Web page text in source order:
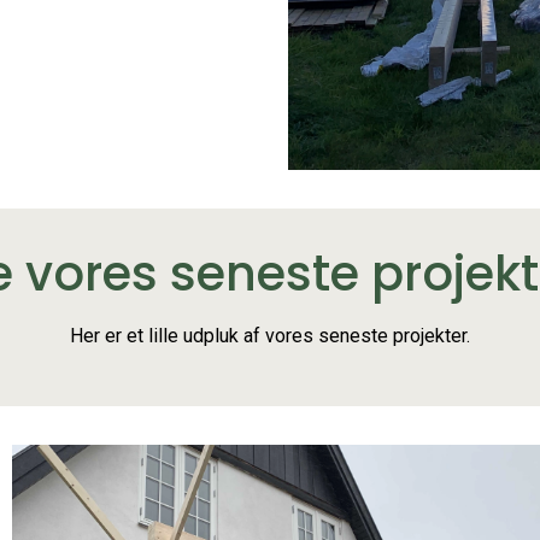
vores seneste
Her er et lille udpluk af vores seneste projekter.